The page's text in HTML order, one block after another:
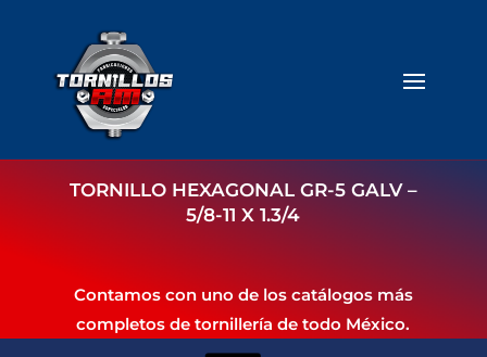
TORNILLO HEXAGONAL GR-5 GALV –
5/8-11 X 1.3/4
Contamos con uno de los catálogos más
completos de tornillería de todo México.